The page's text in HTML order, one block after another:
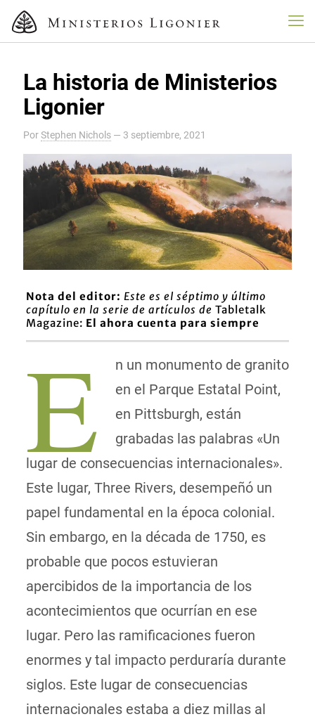
La historia de Ministerios
Ligonier
PorStephen Nichols — 3 septiembre, 2021
Nota del editor: Este es el séptimo y último
capítulo en la serie de artículos de Tabletalk
Magazine: El ahora cuenta para siempre
E
n un monumento de granito
en el Parque Estatal Point,
en Pittsburgh, están
grabadas las palabras «Un
lugar de consecuencias internacionales».
Este lugar, Three Rivers, desempeñó un
papel fundamental en la época colonial.
Sin embargo, en la década de 1750, es
probable que pocos estuvieran
apercibidos de la importancia de los
acontecimientos que ocurrían en ese
lugar. Pero las ramificaciones fueron
enormes y tal impacto perduraría durante
siglos. Este lugar de consecuencias
internacionales estaba a diez millas al